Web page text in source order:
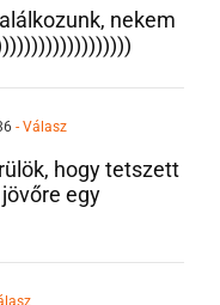
nekem
hogy tetszett
egy